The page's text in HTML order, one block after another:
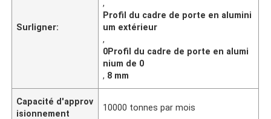
Surligner:
,
Profil du cadre de porte en alumini
um extérieur
,
0Profil du cadre de porte en alumi
nium de 0
, 8 mm
Capacité d'approv
isionnement
10000 tonnes par mois